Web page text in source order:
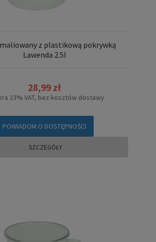
z plastikową pokrywką
Lawenda 2.5l
28,99 zł
23% VAT, bez kosztów dostawy
POWIADOM O DOSTĘPNOŚCI
SZCZEGÓŁY